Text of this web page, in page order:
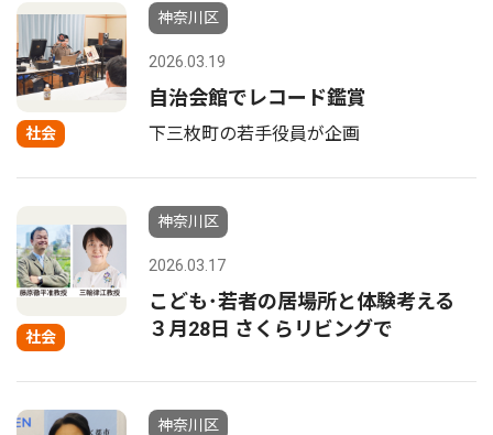
社会
神奈川区
2026.03.19
自治会館でレコード鑑賞
下三枚町の若手役員が企画
社会
神奈川区
2026.03.17
こども･若者の居場所と体験考える
３月28日 さくらリビングで
神奈川区